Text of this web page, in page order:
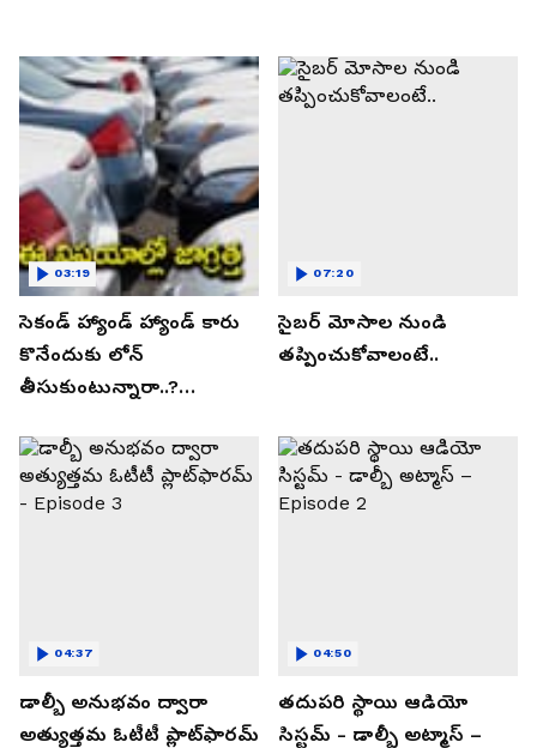
సెకండ్ హ్యాండ్ హ్యాండ్ కారు
కొనేందుకు లోన్
తీసుకుంటున్నారా..?
తెలుసుకోండి..!
03:19
సైబర్ మోసాల నుండి
తప్పించుకోవాలంటే..
07:20
డాల్బీ అనుభవం ద్వారా
అత్యుత్తమ ఓటీటీ ప్లాట్‌ఫారమ్
04:37
తదుపరి స్థాయి ఆడియో
సిస్టమ్ - డాల్బీ అట్మాస్ –
04:50